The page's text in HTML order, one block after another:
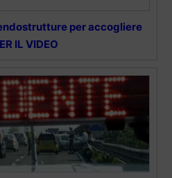
per accogliere
IL VIDEO